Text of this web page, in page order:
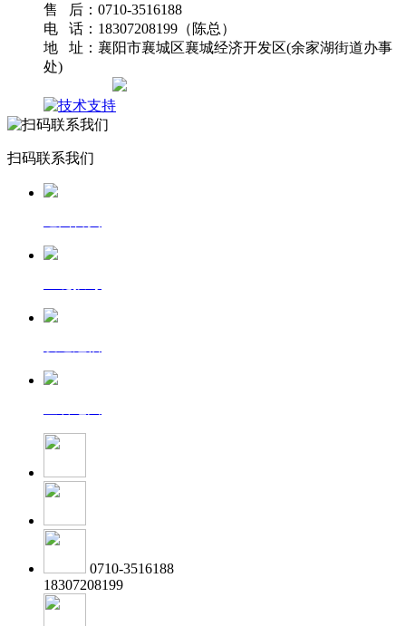
售 后：0710-3516188
电 话：18307208199（陈总）
地 址：襄阳市襄城区襄城经济开发区(余家湖街道办事
处)
扫码联系我们
0710-3516188
18307208199